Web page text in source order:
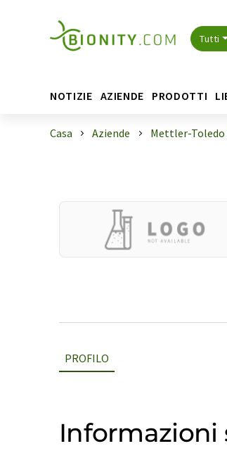
Tutti
NOTIZIE AZIENDE PRODOTTI
Casa Aziende Mettler-Toledo
PROFILO
Informazioni